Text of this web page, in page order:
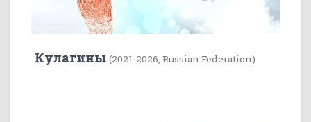
Кулагины (2021-2026, Russian Federation)